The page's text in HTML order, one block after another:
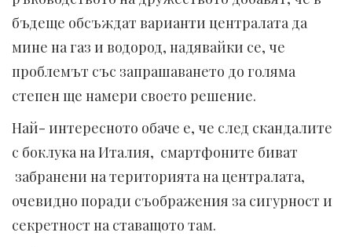
бъдеще обсъждат варианти централата да
мине на газ и водород, надявайки се, че
проблемът със запрашаването до голяма
степен ще намери своето решение.
Най- интересното обаче е, че след скандалите
с боклука на Италия, смартфоните биват
забранени на територията на централата,
очевидно поради съображения за сигурност и
секретност на ставащото там.